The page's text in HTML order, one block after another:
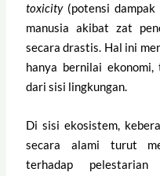
toxicity(potensi dampak
manusia akibat zat
secara drastis. Hal ini
hanya bernilai
dari sisi lingkungan.
Di sisi ekosistem,
secara alami turut
terhadap